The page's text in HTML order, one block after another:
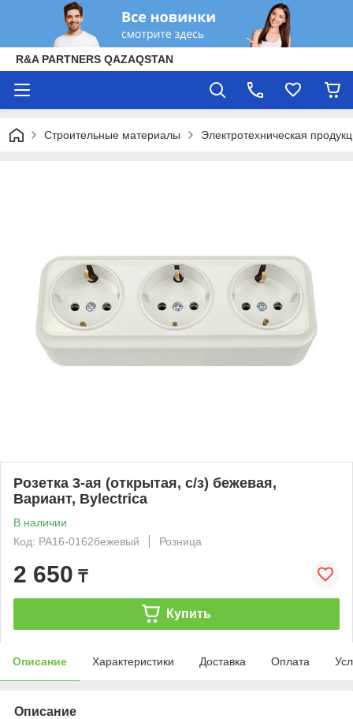
R&A PARTNERS QAZAQSTAN
Строительные материалы Электротехническая
Розетка 3-ая (открытая, с/з) бежевая,
Вариант, Bylectrica
В наличии
Код: РА16-0162бежевый
Розница
2 650 ₸
Купить
Описание Характеристики Доставка Оплата
Описание